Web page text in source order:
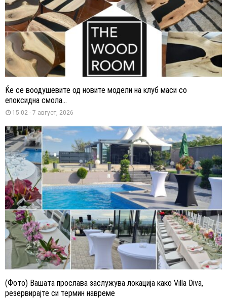
Ќе се воодушевите од новите модели на клуб маси со
епоксидна смола...
15:02 - 7 август, 2026
(Фото) Вашата прослава заслужува локација како Villa Diva,
резервирајте си термин навреме